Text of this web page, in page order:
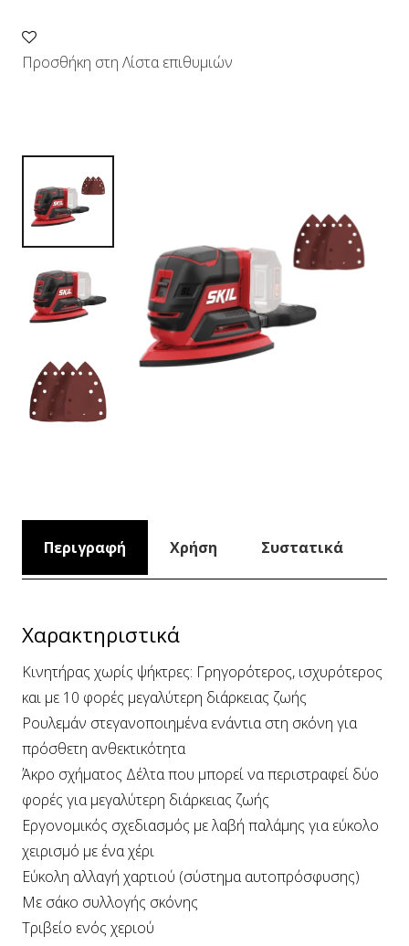
Προσθήκη στη Λίστα επιθυμιών
Περιγραφή Χρήση Συστατικά
Χαρακτηριστικά
Κινητήρας χωρίς ψήκτρες: Γρηγορότερος, ισχυρότερος
και με 10 φορές μεγαλύτερη διάρκειας ζωής
Ρουλεμάν στεγανοποιημένα ενάντια στη σκόνη για
πρόσθετη ανθεκτικότητα
Άκρο σχήματος Δέλτα που μπορεί να περιστραφεί δύο
φορές για μεγαλύτερη διάρκειας ζωής
Εργονομικός σχεδιασμός με λαβή παλάμης για εύκολο
χειρισμό με ένα χέρι
Εύκολη αλλαγή χαρτιού (σύστημα αυτοπρόσφυσης)
Με σάκο συλλογής σκόνης
Τριβείο ενός χεριού